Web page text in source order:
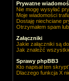
Prywatne
Nie mogę wysyłać
Moje wiadomości
Dostaję niechciane
Otrzymałem spam
Załączniki
Jakie załączniki są
Jak znaleźć
Sprawy phpBB3
Kto napisał ten
Dlaczego funkcja X